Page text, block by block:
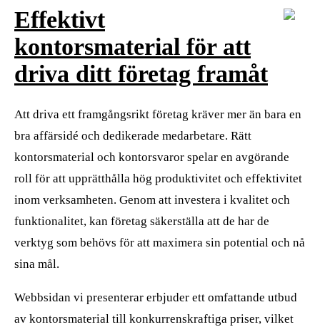
Effektivt
kontorsmaterial för att
driva ditt företag framåt
Att driva ett framgångsrikt företag kräver mer än bara en
bra affärsidé och dedikerade medarbetare. Rätt
kontorsmaterial och kontorsvaror spelar en avgörande
roll för att upprätthålla hög produktivitet och effektivitet
inom verksamheten. Genom att investera i kvalitet och
funktionalitet, kan företag säkerställa att de har de
verktyg som behövs för att maximera sin potential och nå
sina mål.
Webbsidan vi presenterar erbjuder ett omfattande utbud
av kontorsmaterial till konkurrenskraftiga priser, vilket